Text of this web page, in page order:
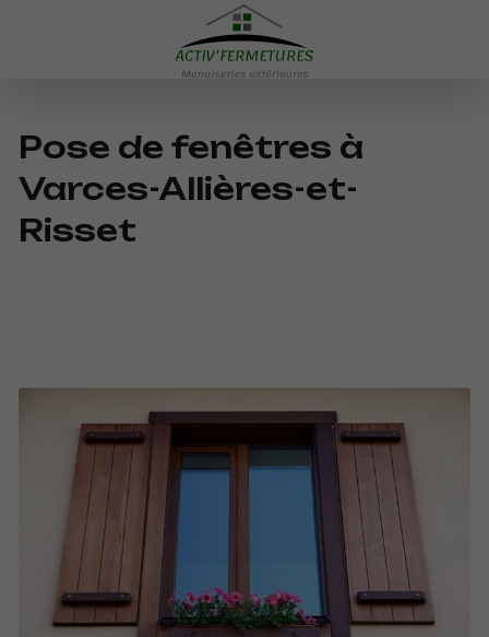
Pose de fenêtres à
Varces-Allières-et-
Risset